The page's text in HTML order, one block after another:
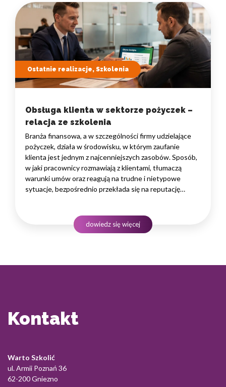
Ostatnie realizacje, Szkolenia
Obsługa klienta w sektorze pożyczek –
relacja ze szkolenia
Branża finansowa, a w szczególności firmy udzielające
pożyczek, działa w środowisku, w którym zaufanie
klienta jest jednym z najcenniejszych zasobów. Sposób,
w jaki pracownicy rozmawiają z klientami, tłumaczą
warunki umów oraz reagują na trudne i nietypowe
sytuacje, bezpośrednio przekłada się na reputację
produktowej, lecz także rozwiniętych kompetencji
komunikacyjnych, empatii…
dowiedz się więcej
Kontakt
Warto Szkolić
ul. Armii Poznań 36
62-200 Gniezno